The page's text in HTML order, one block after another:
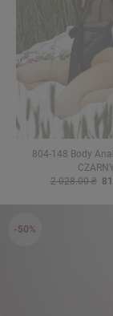
804-148 Body
2 028.00 ₴
-50%